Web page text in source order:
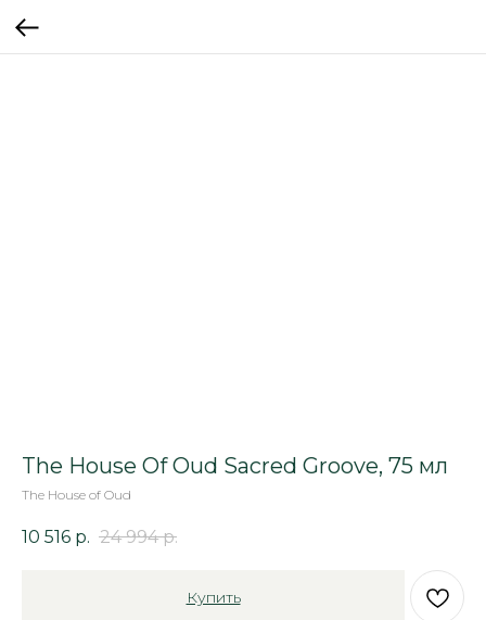
The House Of Oud Sacred Groove, 75 мл
The House of Oud
10 516 р. 24 994 р.
Купить